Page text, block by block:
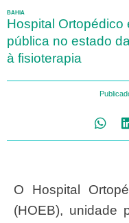
BAHIA
Hospital Ortopédico
pública no estado
à fisioterapia
O Hospital Ortopédico do Estado da Bahia
(HOEB), unidade